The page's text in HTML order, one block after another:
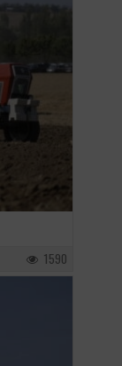
1590